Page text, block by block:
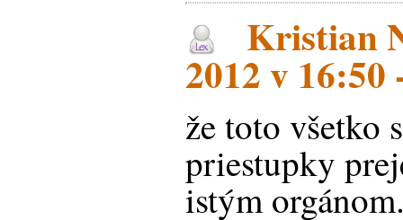
Kristian
2012 v 16:50
že toto všetko
priestupky
istým